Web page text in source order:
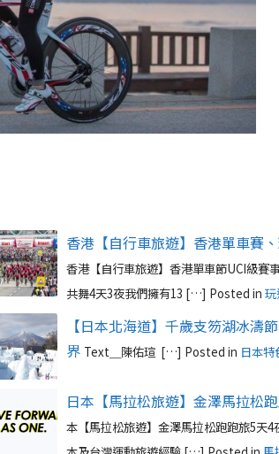
香港【自行車旅遊】香港單車賽
香港【自行車旅遊】香港單車節UCI級賽
共舞4天3夜我們擁有13 […] Posted in
【日本北海道】千歲支笏湖冰濤
界 Text＿陳佑瑄 […] Posted in 日本特
日本【馬拉松旅遊】金澤馬拉松
本【馬拉松旅遊】金澤馬拉松跑跑旅5天4